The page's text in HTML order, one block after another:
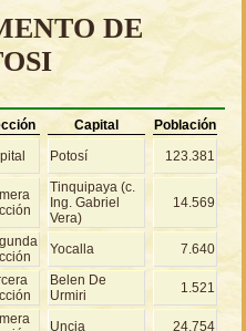
DE
Capital
Población
Potosí 123.381
Tinquipaya (c.
Ing. Gabriel
Vera)
14.569
Yocalla 7.640
Belen De
Urmiri
1.521
Uncia 24.754